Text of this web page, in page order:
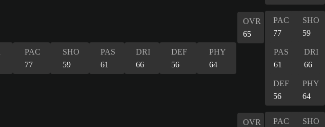
PAC
77
SHO
59
PAS
61
DRI
66
DEF
56
PHY
64
OVR
65
PAC
77
SHO
59
PAS
61
DRI
66
DEF
56
PHY
64
OVR
PAC
SHO